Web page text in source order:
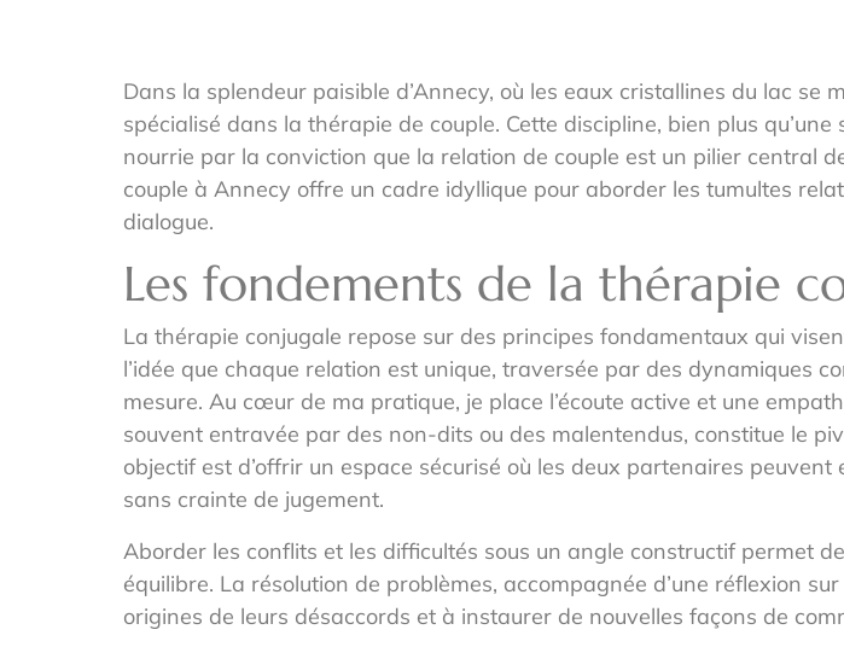
Dans la splendeur paisible d’Annecy, où les eaux cristallines du lac
spécialisé dans la thérapie de couple. Cette discipline, bien plus
nourrie par la conviction que la relation de couple est un pilier central
couple à Annecy offre un cadre idyllique pour aborder les tumultes
dialogue.
Les fondements de la thérapie
La thérapie conjugale repose sur des principes fondamentaux qui
l’idée que chaque relation est unique, traversée par des dynamiques
mesure. Au cœur de ma pratique, je place l’écoute active et une
souvent entravée par des non-dits ou des malentendus, constitue le
objectif est d’offrir un espace sécurisé où les deux partenaires
sans crainte de jugement.
Aborder les conflits et les difficultés sous un angle constructif permet
équilibre. La résolution de problèmes, accompagnée d’une réflexion
origines de leurs désaccords et à instaurer de nouvelles façons de